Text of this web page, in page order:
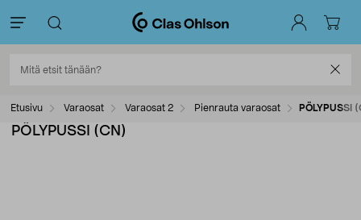
Etusivu Varaosat Varaosat 2 Pienrauta varaosat PÖLYPUSSI
PÖLYPUSSI (CN)